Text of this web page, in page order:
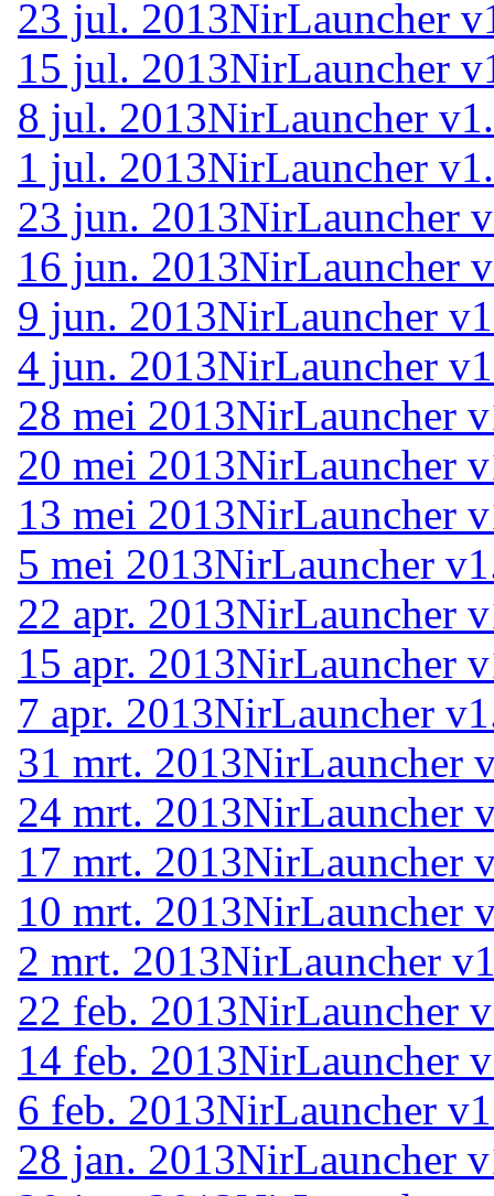
23 jul. 2013NirLauncher
15 jul. 2013NirLauncher
8 jul. 2013NirLauncher
1 jul. 2013NirLauncher
23 jun. 2013NirLauncher
16 jun. 2013NirLauncher
9 jun. 2013NirLauncher
4 jun. 2013NirLauncher
28 mei 2013NirLauncher
20 mei 2013NirLauncher
13 mei 2013NirLauncher
5 mei 2013NirLauncher
22 apr. 2013NirLauncher
15 apr. 2013NirLauncher
7 apr. 2013NirLauncher
31 mrt. 2013NirLauncher
24 mrt. 2013NirLauncher
17 mrt. 2013NirLauncher
10 mrt. 2013NirLauncher
2 mrt. 2013NirLauncher
22 feb. 2013NirLauncher
14 feb. 2013NirLauncher
6 feb. 2013NirLauncher
28 jan. 2013NirLauncher